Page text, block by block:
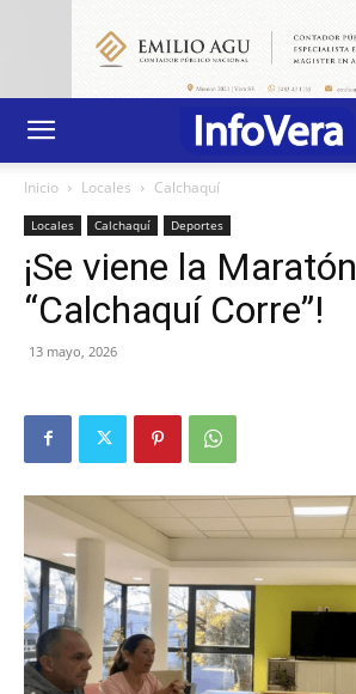
Inicio Locales Calchaquí
Locales Calchaquí Deportes
¡Se viene la Maratón
“Calchaquí Corre”!
13 mayo, 2026